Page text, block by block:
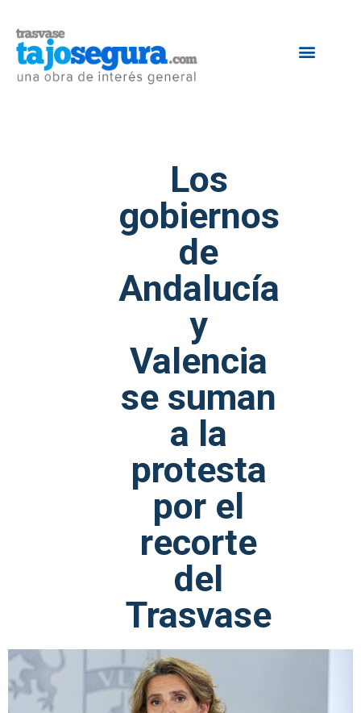
Los
gobiernos
de
Andalucía
y
Valencia
se suman
a la
protesta
por el
recorte
del
Trasvase